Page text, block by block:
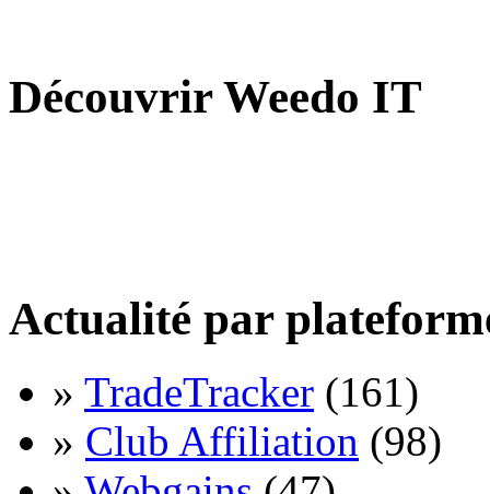
Découvrir Weedo IT
Actualité par
» TradeTracker (161)
» Club Affiliation (98)